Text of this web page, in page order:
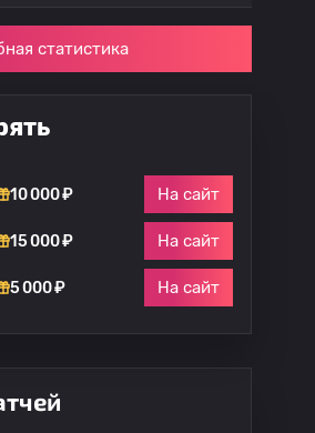
статистика
10 000 ₽ На сайт
15 000 ₽ На сайт
5 000 ₽ На сайт